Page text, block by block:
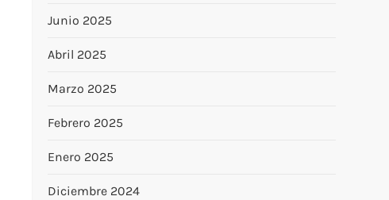
Junio 2025
Abril 2025
Marzo 2025
Febrero 2025
Enero 2025
Diciembre 2024